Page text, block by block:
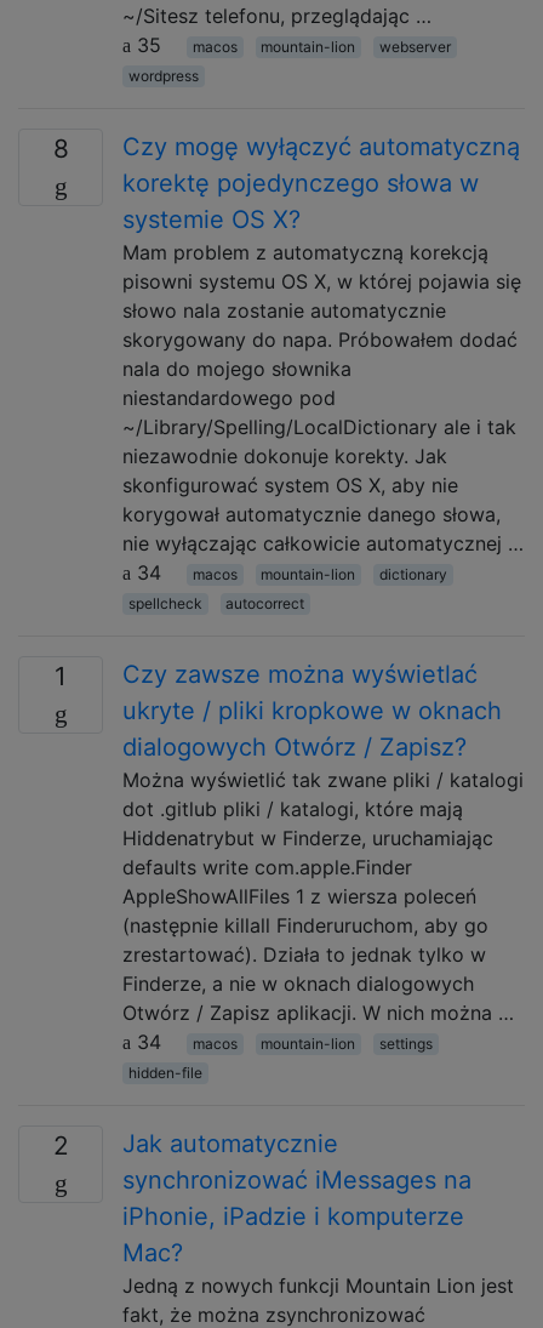
~/Sitesz telefonu, przeglądając …
35
macos mountain-lion
webserver
wordpress
8
Czy mogę wyłączyć automatyczną
korektę pojedynczego słowa w
systemie OS X?
Mam problem z automatyczną korekcją
pisowni systemu OS X, w której pojawia się
słowo nala zostanie automatycznie
skorygowany do napa. Próbowałem dodać
nala do mojego słownika
niestandardowego pod
~/Library/Spelling/LocalDictionary ale i tak
niezawodnie dokonuje korekty. Jak
skonfigurować system OS X, aby nie
korygował automatycznie danego słowa,
nie wyłączając całkowicie automatycznej …
34
macos mountain-lion
dictionary
spellcheck
autocorrect
1
Czy zawsze można wyświetlać
ukryte / pliki kropkowe w oknach
dialogowych Otwórz / Zapisz?
Można wyświetlić tak zwane pliki / katalogi
dot .gitlub pliki / katalogi, które mają
Hiddenatrybut w Finderze, uruchamiając
defaults write com.apple.Finder
AppleShowAllFiles 1 z wiersza poleceń
(następnie killall Finderuruchom, aby go
zrestartować). Działa to jednak tylko w
Finderze, a nie w oknach dialogowych
Otwórz / Zapisz aplikacji. W nich można …
34
macos mountain-lion
settings
hidden-file
2
Jak automatycznie
synchronizować iMessages na
iPhonie, iPadzie i komputerze
Mac?
Jedną z nowych funkcji Mountain Lion jest
fakt, że można zsynchronizować